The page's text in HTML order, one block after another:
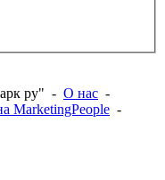
ру" - О нас -
MarketingPeople -